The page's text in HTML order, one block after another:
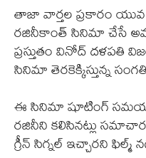
తాజా వార్తల ప్రకారం
రజినీకాంత్ సినిమా చేసే
ప్రస్తుతం వినోద్ దళపతి
సినిమా తెరకెక్కిస్తున్న
ఈ సినిమా షూటింగ్
రజినీని కలిసినట్లు
గ్రీన్ సిగ్నల్ ఇచ్చారని ఫిల్మ్